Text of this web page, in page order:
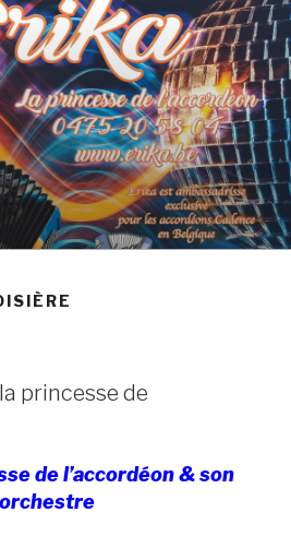
la princesse de
de l’accordéon & son
orchestre